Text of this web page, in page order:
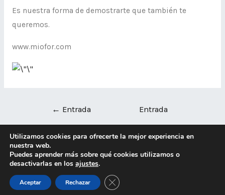
Es nuestra forma de demostrarte que también te
queremos.
www.miofor.com
← Entrada
anterior
Entrada
siguiente→
Copyright © 2026 miofor | Powered by
WordPress
Utilizamos cookies para ofrecerte la mejor experiencia en
nuestra web.
Puedes aprender más sobre qué cookies utilizamos o
desactivarlas en los ajustes.
Aceptar Rechazar CERRAR EL BANNER DE